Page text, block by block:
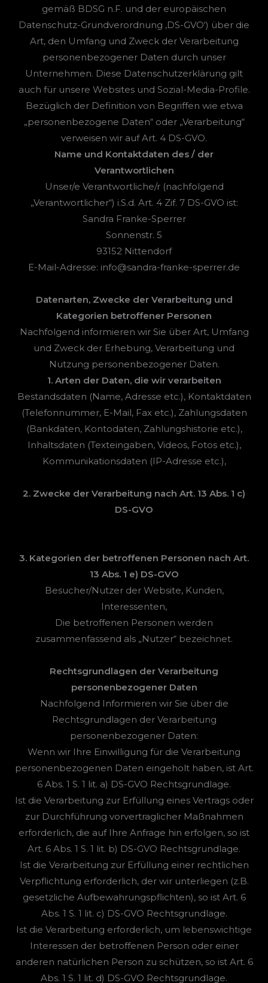
gemäß BDSG n.F. und der europäischen
Datenschutz-Grundverordnung ‚DS-GVO‘) über die
Art, den Umfang und Zweck der Verarbeitung
personenbezogener Daten durch unser
Unternehmen. Diese Datenschutzerklärung gilt
auch für unsere Websites und Sozial-Media-Profile.
Bezüglich der Definition von Begriffen wie etwa
„personenbezogene Daten“ oder „Verarbeitung“
verweisen wir auf Art. 4 DS-GVO.
Name und Kontaktdaten des / der
Verantwortlichen
Unser/e Verantwortliche/r (nachfolgend
„Verantwortlicher“) i.S.d. Art. 4 Zif. 7 DS-GVO ist:
Sandra Franke-Sperrer
Sonnenstr. 5
93152 Nittendorf
E-Mail-Adresse: info@sandra-franke-sperrer.de
Datenarten, Zwecke der Verarbeitung und
Kategorien betroffener Personen
Nachfolgend informieren wir Sie über Art, Umfang
und Zweck der Erhebung, Verarbeitung und
Nutzung personenbezogener Daten.
1. Arten der Daten, die wir verarbeiten
Bestandsdaten (Name, Adresse etc.), Kontaktdaten
(Telefonnummer, E-Mail, Fax etc.), Zahlungsdaten
(Bankdaten, Kontodaten, Zahlungshistorie etc.),
Inhaltsdaten (Texteingaben, Videos, Fotos etc.),
Kommunikationsdaten (IP-Adresse etc.),
2. Zwecke der Verarbeitung nach Art. 13 Abs. 1 c)
DS-GVO
3. Kategorien der betroffenen Personen nach Art.
13 Abs. 1 e) DS-GVO
Besucher/Nutzer der Website, Kunden,
Interessenten,
Die betroffenen Personen werden
zusammenfassend als „Nutzer“ bezeichnet.
Rechtsgrundlagen der Verarbeitung
personenbezogener Daten
Nachfolgend Informieren wir Sie über die
Rechtsgrundlagen der Verarbeitung
personenbezogener Daten:
Wenn wir Ihre Einwilligung für die Verarbeitung
personenbezogenen Daten eingeholt haben, ist Art.
6 Abs. 1 S. 1 lit. a) DS-GVO Rechtsgrundlage.
Ist die Verarbeitung zur Erfüllung eines Vertrags oder
zur Durchführung vorvertraglicher Maßnahmen
erforderlich, die auf Ihre Anfrage hin erfolgen, so ist
Art. 6 Abs. 1 S. 1 lit. b) DS-GVO Rechtsgrundlage.
Ist die Verarbeitung zur Erfüllung einer rechtlichen
Verpflichtung erforderlich, der wir unterliegen (z.B.
gesetzliche Aufbewahrungspflichten), so ist Art. 6
Abs. 1 S. 1 lit. c) DS-GVO Rechtsgrundlage.
Ist die Verarbeitung erforderlich, um lebenswichtige
Interessen der betroffenen Person oder einer
anderen natürlichen Person zu schützen, so ist Art. 6
Abs. 1 S. 1 lit. d) DS-GVO Rechtsgrundlage.